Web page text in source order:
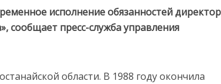
исполнение обязанностей
сообщает пресс-служба управления
области. В 1988 году окончила